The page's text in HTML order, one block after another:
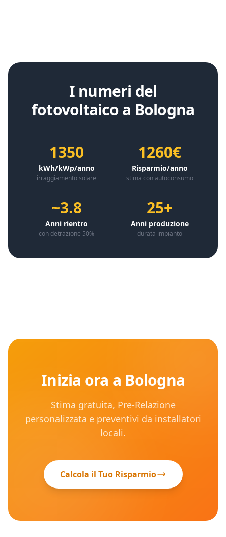
I numeri del
fotovoltaico a Bologna
1350
kWh/kWp/anno
irraggiamento solare
1260€
Risparmio/anno
stima con autoconsumo
~3.8
Anni rientro
con detrazione 50%
25+
Anni produzione
durata impianto
Inizia ora a Bologna
Stima gratuita, Pre-Relazione
personalizzata e preventivi da installatori
locali.
Calcola il Tuo Risparmio